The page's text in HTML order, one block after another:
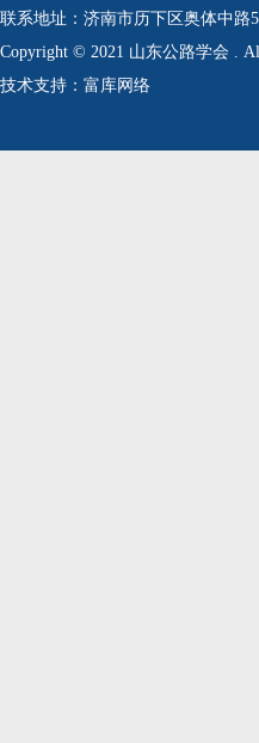
联系地址：济南市历下区奥体中路
Copyright © 2021 山东公路学会 .
技术支持：富库网络